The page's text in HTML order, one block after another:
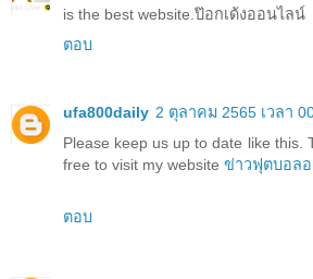
is the best website. ป๊อกเด้งออนไลน์
ตอบ
ufa800daily 2 ตุลาคม 2565 เวลา
Please keep us up to date like this.
free to visit my website ข่าวฟุตบอล
ตอบ